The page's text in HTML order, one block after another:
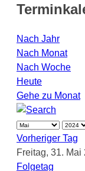
Nach Jahr
Nach Monat
Nach Woche
Heute
Gehe zu Monat
Vorheriger Tag
Freitag, 31. Mai
Folgetag